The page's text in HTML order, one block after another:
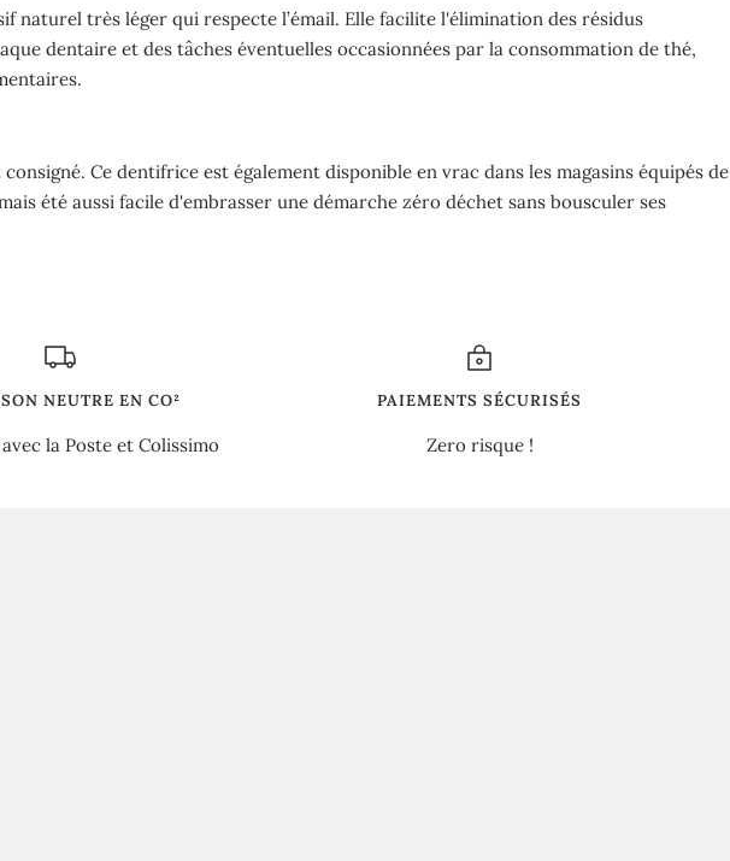
naturel très léger qui respecte l’émail. Elle facilite l'élimination des résidus
dentaire et des tâches éventuelles occasionnées par la consommation de thé,
Ce dentifrice est également disponible en vrac dans les magasins équipés de
été aussi facile d'embrasser une démarche zéro déchet sans bousculer ses
NEUTRE EN CO²
la Poste et Colissimo
PAIEMENTS SÉCURISÉS
Zero risque !